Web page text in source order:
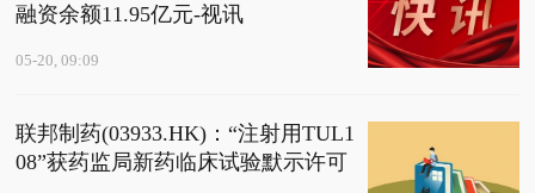
融资余额11.95亿元-视讯
05-20, 09:09
联邦制药(03933.HK)：“注射用TUL1
08”获药监局新药临床试验默示许可